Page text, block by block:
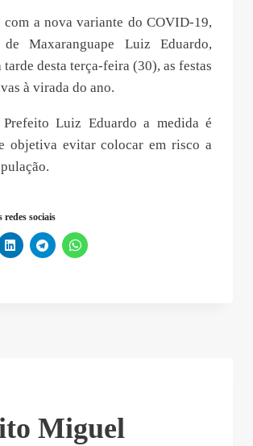
com a nova variante do COVID-19,
Maxaranguape Luiz Eduardo,
tarde desta terça-feira (30), as festas
à virada do ano.
Prefeito Luiz Eduardo a medida é
objetiva evitar colocar em risco a
sociais
Miguel